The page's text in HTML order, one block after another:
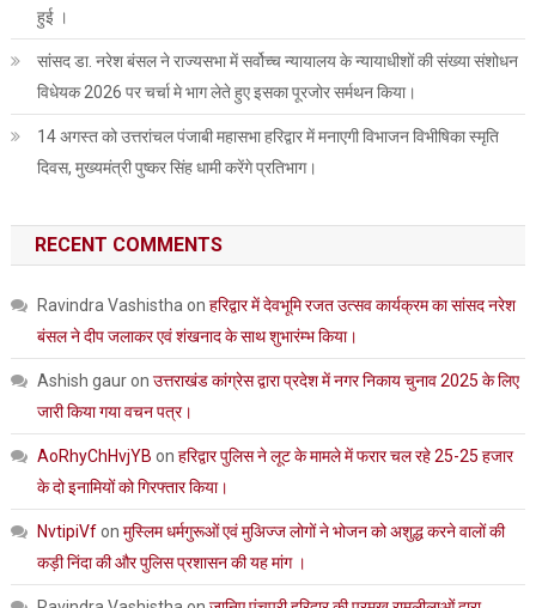
हुई ।
सांसद डा. नरेश बंसल ने राज्यसभा में सर्वोच्च न्यायालय के न्यायाधीशों की संख्या संशोधन
विधेयक 2026 पर चर्चा मे भाग लेते हुए इसका पूरजोर सर्मथन किया।
14 अगस्त को उत्तरांचल पंजाबी महासभा हरिद्वार में मनाएगी विभाजन विभीषिका स्मृति
दिवस, मुख्यमंत्री पुष्कर सिंह धामी करेंगे प्रतिभाग।
RECENT COMMENTS
Ravindra Vashistha on हरिद्वार में देवभूमि रजत उत्सव कार्यक्रम का सांसद नरेश
बंसल ने दीप जलाकर एवं शंखनाद के साथ शुभारंम्भ किया।
Ashish gauron उत्तराखंड कांग्रेस द्वारा प्रदेश में नगर निकाय चुनाव 2025 के लिए
जारी किया गया वचन पत्र।
AoRhyChHvjYB on हरिद्वार पुलिस ने लूट के मामले में फरार चल रहे 25-25 हजार
के दो इनामियों को गिरफ्तार किया।
NvtipiVfon मुस्लिम धर्मगुरूओं एवं मुअिज्ज लोगों ने भोजन को अशुद्ध करने वालों की
कड़ी निंदा की और पुलिस प्रशासन की यह मांग ।